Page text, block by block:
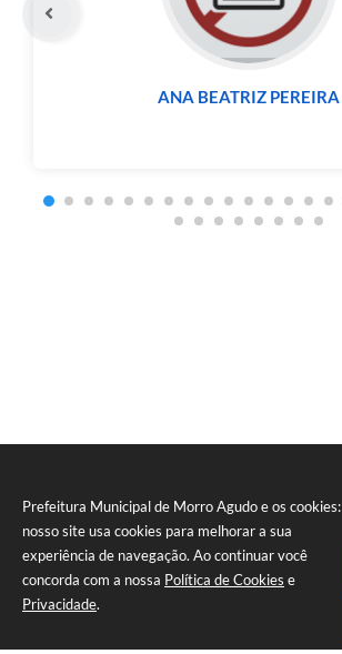
Prefeitura Municipal de Morro Agudo e os cookies:
nosso site usa cookies para melhorar a sua
experiência de navegação. Ao continuar você
concorda com a nossa Política de Cookies e
Privacidade.
ANA BEATRIZ PEREIRA